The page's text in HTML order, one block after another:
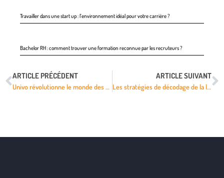
Travailler dans une start up : l’environnement idéal pour votre carrière ?
Bachelor RH : comment trouver une formation reconnue par les recruteurs ?
ARTICLE PRÉCÉDENT
Univo révolutionne le monde des plateformes d’e-learning
ARTICLE SUIVANT
Les stratégies de décodage de la lecture efficaces